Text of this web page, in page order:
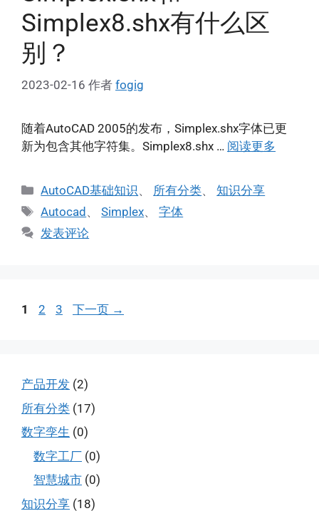
Simplex8.shx有什么区
别？
2023-02-16 作者 fogig
随着AutoCAD 2005的发布，Simplex.shx字体已更
新为包含其他字符集。Simplex8.shx … 阅读更多
分
类
AutoCAD基础知识、 所有分类、知识分享
标
签
Autocad 、Simplex、字体
发表评论
页
1
页
2
页
3 下一页 →
产品开发 (2)
所有分类 (17)
数字孪生 (0)
数字工厂 (0)
智慧城市 (0)
知识分享 (18)